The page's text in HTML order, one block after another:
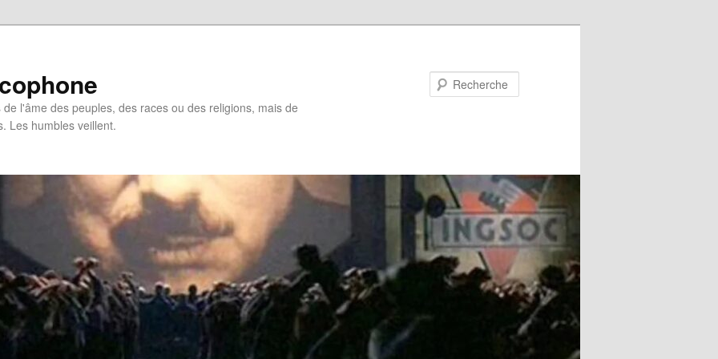
l'âme des peuples, des races ou des religions, mais de
Les humbles veillent.